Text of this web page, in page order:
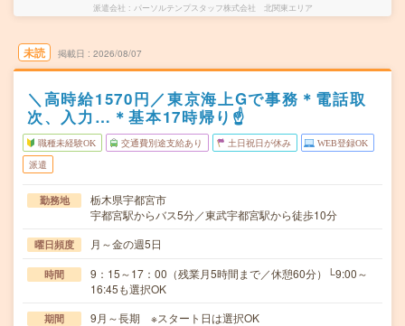
派遣会社 パーソルテンプスタッフ株式会社 北関東エリア
未読 掲載日 2026/08/07
＼高時給1570円／東京海上Gで事務＊電話取
次、入力…＊基本17時帰り☝
職種未経験OK 交通費別途支給あり 土日祝日が休み WEB登録OK
派遣
勤務地
栃木県宇都宮市
宇都宮駅からバス5分／東武宇都宮駅から徒歩10分
曜日頻度 月～金の週5日
時間
9：15～17：00（残業月5時間まで／休憩60分）└9:00～
16:45も選択OK
期間 9月～長期 ※スタート日は選択OK